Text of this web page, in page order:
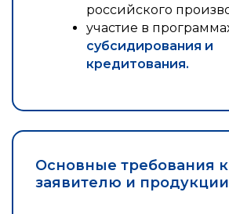
российского
участие в
субсидирования и
кредитования.
Основные требования к
заявителю и продукции